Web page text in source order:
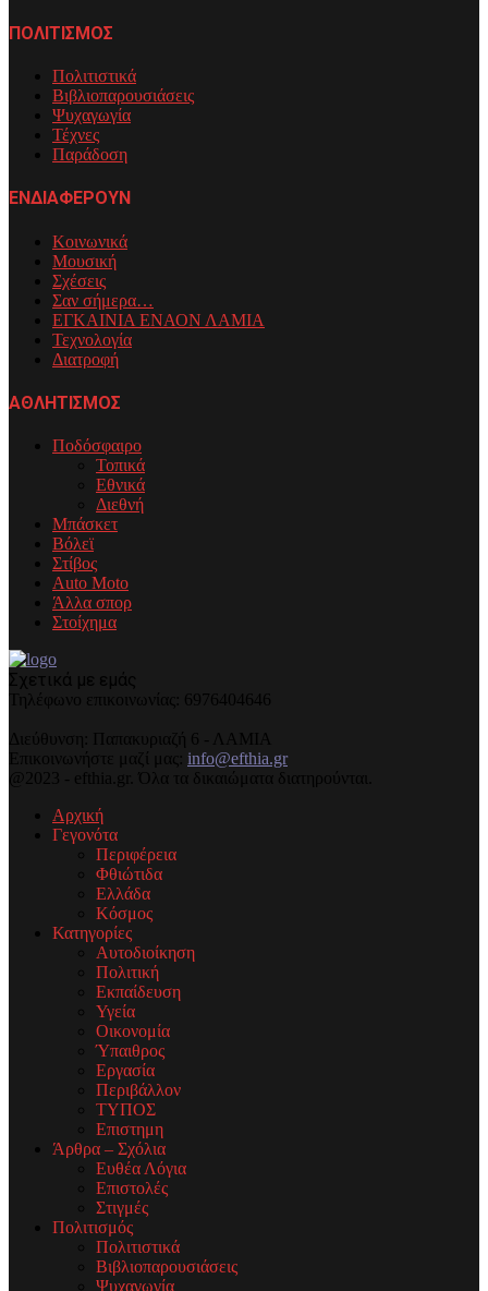
ΠΟΛΙΤΙΣΜΟΣ
Πολιτιστικά
Βιβλιοπαρουσιάσεις
Ψυχαγωγία
Τέχνες
Παράδοση
ΕΝΔΙΑΦΕΡΟΥΝ
Κοινωνικά
Μουσική
Σχέσεις
Σαν σήμερα…
ΕΓΚΑΙΝΙΑ ΕΝΑΟΝ ΛΑΜΙΑ
Τεχνολογία
Διατροφή
ΑΘΛΗΤΙΣΜΟΣ
Ποδόσφαιρο
Τοπικά
Εθνικά
Διεθνή
Μπάσκετ
Βόλεϊ
Στίβος
Auto Moto
Άλλα σπορ
Στοίχημα
Σχετικά με εμάς
Τηλέφωνo επικοινωνίας: 6976404646
Διεύθυνση: Παπακυριαζή 6 - ΛΑΜΙΑ
Επικοινωνήστε μαζί μας: info@efthia.gr
@2023 - efthia.gr. Όλα τα δικαιώματα διατηρούνται.
Αρχική
Γεγονότα
Περιφέρεια
Φθιώτιδα
Ελλάδα
Κόσμος
Κατηγορίες
Αυτοδιοίκηση
Πολιτική
Εκπαίδευση
Υγεία
Οικονομία
Ύπαιθρος
Εργασία
Περιβάλλον
ΤΥΠΟΣ
Επιστημη
Άρθρα – Σχόλια
Ευθέα Λόγια
Επιστολές
Στιγμές
Πολιτισμός
Πολιτιστικά
Βιβλιοπαρουσιάσεις
Ψυχαγωγία